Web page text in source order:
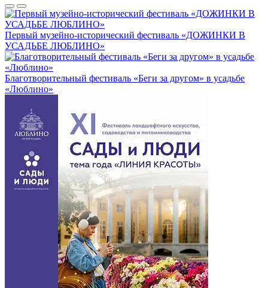
Первый музейно-исторический фестиваль «ДОЖИНКИ В
УСАДЬБЕ ЛЮБЛИНО»
Благотворительный фестиваль «Беги за другом» в усадьбе
«Люблино»